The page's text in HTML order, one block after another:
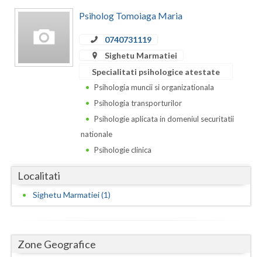
Calarasi
Caras-Severin
Galati
Giurgiu
Harghita
Psiholog Tomoiaga Maria
0740731119
Sighetu Marmatiei
Specialitati psihologice atestate
Psihologia muncii si organizationala
Psihologia transporturilor
Psihologie aplicata in domeniul securitatii
nationale
Psihologie clinica
Localitati
Sighetu Marmatiei (1)
Zone Geografice